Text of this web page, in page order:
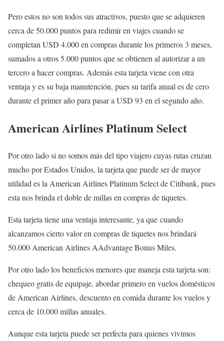
Pero estos no son todos sus atractivos, puesto que se adquieren
cerca de 50.000 puntos para redimir en viajes cuando se
completan USD 4.000 en compras durante los primeros 3 meses,
sumados a otros 5.000 puntos que se obtienen al autorizar a un
tercero a hacer compras. Además esta tarjeta viene con otra
ventaja y es su baja manutención, pues su tarifa anual es de cero
durante el primer año para pasar a USD 93 en el segundo año.
American Airlines Platinum Select
Por otro lado si no somos más del tipo viajero cuyas rutas cruzan
mucho por Estados Unidos, la tarjeta que puede ser de mayor
utilidad es la American Airlines Platinum Select de Citibank, pues
esta nos brinda el doble de millas en compras de tiquetes.
Esta tarjeta tiene una ventaja interesante, ya que cuando
alcanzamos cierto valor en compras de tiquetes nos brindará
50.000 American Airlines AAdvantage Bonus Miles.
Por otro lado los beneficios menores que maneja esta tarjeta son:
chequeo gratis de equipaje, abordar primero en vuelos domésticos
de American Airlines, descuento en comida durante los vuelos y
cerca de 10.000 millas anuales.
Aunque esta tarjeta puede ser perfecta para quienes vivimos